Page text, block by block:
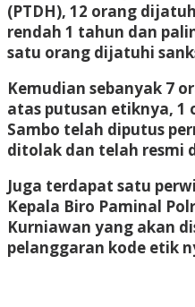
(PTDH), 12 orang
rendah 1 tahun dan
satu orang dijatuhi
Kemudian sebanyak 7
atas putusan etiknya, 1
Sambo telah diputus
ditolak dan telah resmi
Juga terdapat satu
Kepala Biro Paminal
Kurniawan yang akan
pelanggaran kode etik